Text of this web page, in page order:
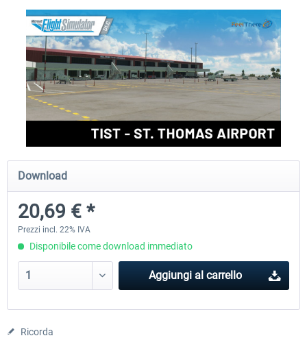
9,22 € *
Download
20,69 € *
Prezzi incl. 22% IVA
Disponibile come download immediato
Aggiungi al carrello
Ricorda